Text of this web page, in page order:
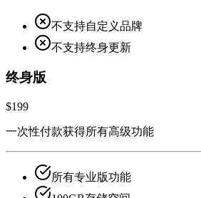
不支持自定义品牌
不支持终身更新
终身版
$199
一次性付款获得所有高级功能
所有专业版功能